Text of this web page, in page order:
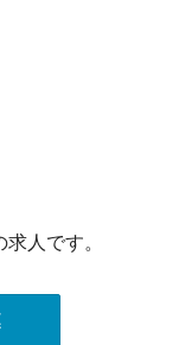
人です。